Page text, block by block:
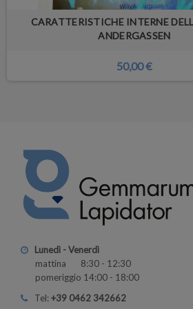
CARATTERISTICHE INTERNE
ANDERGASSEN
50,00 €
Lunedì - Venerdì
mattina 8:30 - 12:30
pomeriggio 14:00 - 18:00
Tel:+39 0462 342662